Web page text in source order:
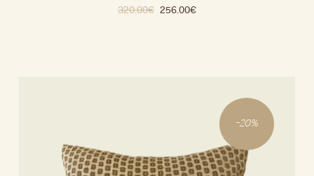
320.00€ 256.00€
-20%